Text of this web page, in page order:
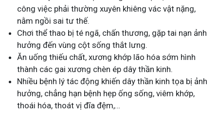
công việc phải thường xuyên khiêng vác vật nặng,
nằm ngồi sai tư thế.
Chơi thể thao bị té ngã, chấn thương, gặp tai nạn ảnh
hưởng đến vùng cột sống thắt lưng.
Ăn uống thiếu chất, xương khớp lão hóa sớm hình
thành các gai xương chèn ép dây thần kinh.
Nhiều bệnh lý tác động khiến dây thần kinh tọa bị ảnh
hưởng, chẳng hạn bệnh hẹp ống sống, viêm khớp,
thoái hóa, thoát vị đĩa đệm,…